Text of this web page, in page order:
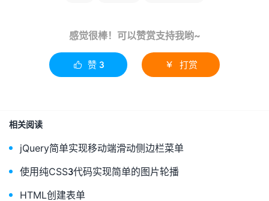
感觉很棒！可以赞赏支持我哟~
 赞 3  打赏
相关阅读
jQuery简单实现移动端滑动侧边栏菜单
使用纯CSS3代码实现简单的图片轮播
HTML创建表单